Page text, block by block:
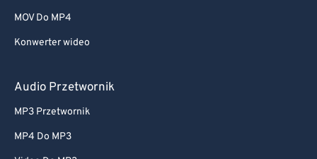
MOV Do MP4
Konwerter wideo
Audio Przetwornik
MP3 Przetwornik
MP4 Do MP3